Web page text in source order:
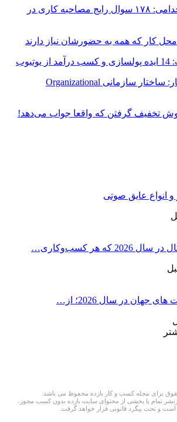
سوالات مصاحبه استخدامی: ۱۷۸ سوال رایج مصاحبه کاری در
اصطلاحات کسب و کار: ساختار سازمانی Organizational
و انواع عایق صوتی
جهان در سال 2026؛ از…
بازنشر تمام یا بخشی از محتوای سایت بازده بدون کسب مجوز،
است و تحت پیگرد قانونی قرار خواهد گرفت.